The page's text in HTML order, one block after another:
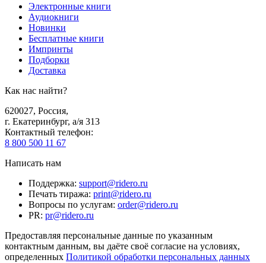
Электронные книги
Аудиокниги
Новинки
Бесплатные книги
Импринты
Подборки
Доставка
Как нас найти?
620027, Россия,
г. Екатеринбург, а/я 313
Контактный телефон:
8 800 500 11 67
Написать нам
Поддержка: support@ridero.ru
Печать тиража: print@ridero.ru
Вопросы по услугам: order@ridero.ru
PR: pr@ridero.ru
Предоставляя персональные данные по указанным
контактным данным, вы даёте своё согласие на условиях,
определенных Политикой обработки персональных данных